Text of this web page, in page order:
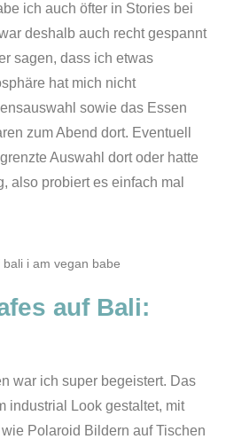
ich auch öfter in Stories bei
deshalb auch recht gespannt
sagen, dass ich etwas
hat mich nicht
sowie das Essen
zum Abend dort. Eventuell
Auswahl dort oder hatte
also probiert es einfach mal
auf Bali:
war ich super begeistert. Das
industrial Look gestaltet, mit
Polaroid Bildern auf Tischen